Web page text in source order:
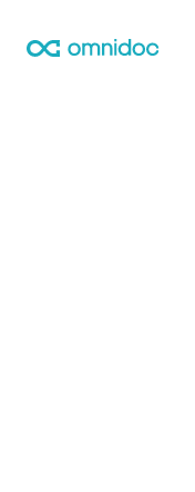
Omnidoc